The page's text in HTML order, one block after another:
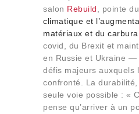
salon Rebuild , pointe
climatique et
matériaux et du
covid, du Brexit et
en Russie et Ukraine —
défis majeurs auxquels
confronté. La
seule voie possible : «
pense qu’arriver à un